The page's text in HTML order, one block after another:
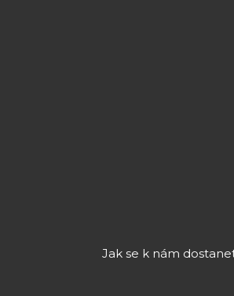
Jak se k nám